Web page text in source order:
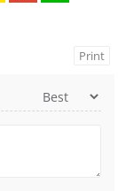
Print